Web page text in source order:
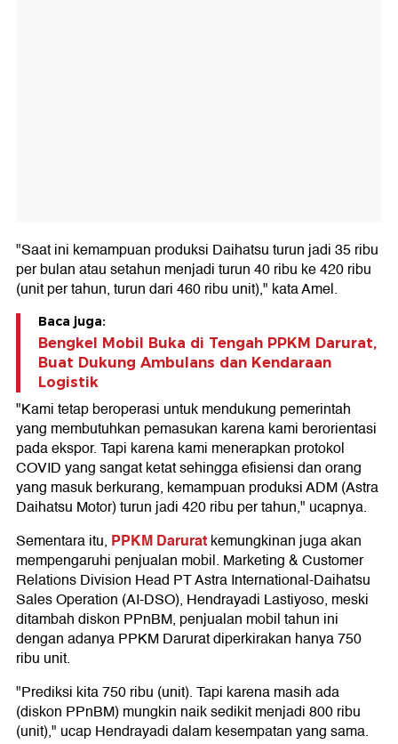
"Saat ini kemampuan produksi Daihatsu turun jadi 35 ribu
per bulan atau setahun menjadi turun 40 ribu ke 420 ribu
(unit per tahun, turun dari 460 ribu unit)," kata Amel.
Baca juga:
Bengkel Mobil Buka di Tengah PPKM Darurat,
Buat Dukung Ambulans dan Kendaraan
Logistik
"Kami tetap beroperasi untuk mendukung pemerintah
yang membutuhkan pemasukan karena kami berorientasi
pada ekspor. Tapi karena kami menerapkan protokol
COVID yang sangat ketat sehingga efisiensi dan orang
yang masuk berkurang, kemampuan produksi ADM (Astra
Daihatsu Motor) turun jadi 420 ribu per tahun," ucapnya.
Sementara itu, PPKM Daruratkemungkinan juga akan
mempengaruhi penjualan mobil. Marketing & Customer
Relations Division Head PT Astra International-Daihatsu
Sales Operation (AI-DSO), Hendrayadi Lastiyoso, meski
ditambah diskon PPnBM, penjualan mobil tahun ini
dengan adanya PPKM Darurat diperkirakan hanya 750
ribu unit.
"Prediksi kita 750 ribu (unit). Tapi karena masih ada
(diskon PPnBM) mungkin naik sedikit menjadi 800 ribu
(unit)," ucap Hendrayadi dalam kesempatan yang sama.